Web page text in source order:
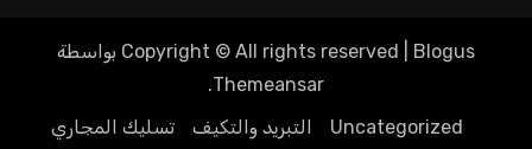
Copyright © All rights reserved Blogus
بواسطة
Themeansar
.
Uncategorized
التبريد والتكيف تسليك المجاري